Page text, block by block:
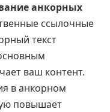
анкорных
ссылочные
текст
ваш контент.
в анкорном
повышает